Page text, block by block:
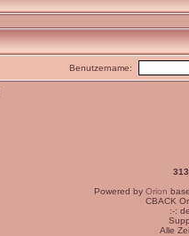
Benutzername:
Powered by Orion
CBACK
:-:
Alle